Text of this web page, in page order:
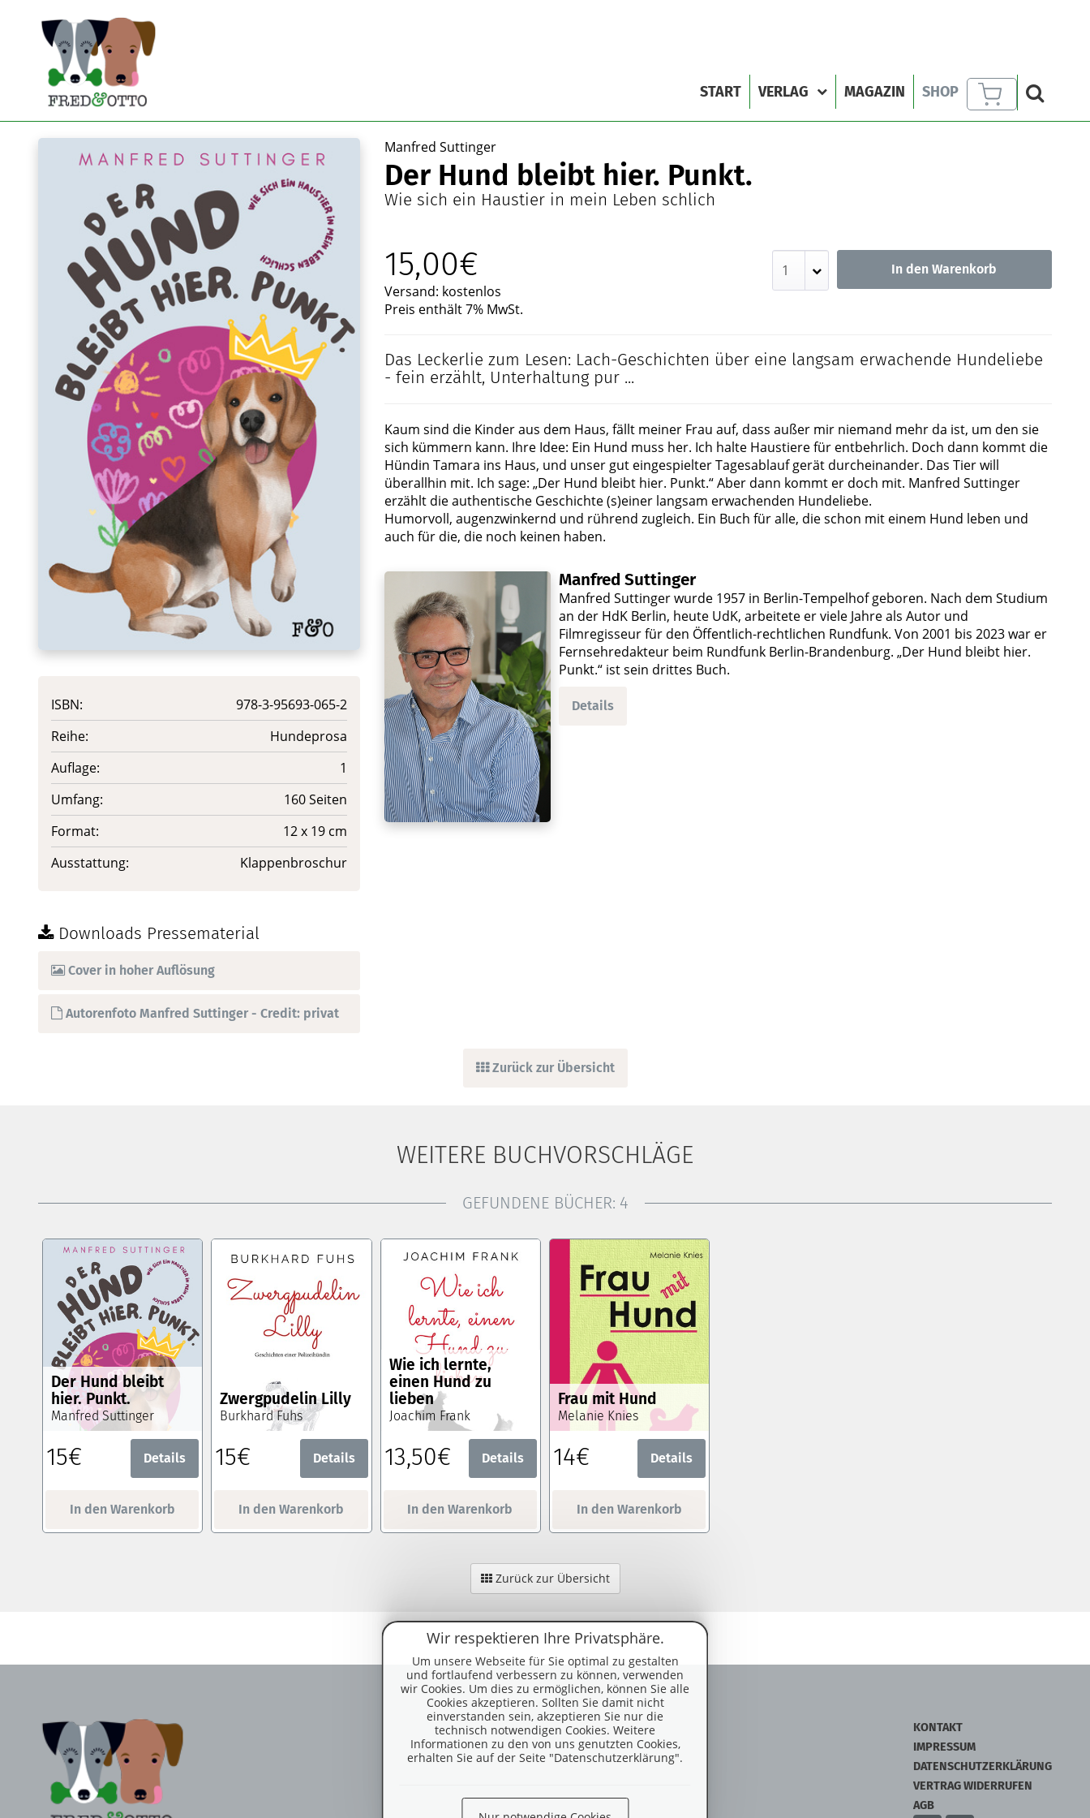
Wir respektieren Ihre Privatsphäre.
Um unsere Webseite für Sie optimal zu gestalten
und fortlaufend verbessern zu können, verwenden
wir Cookies. Um dies zu ermöglichen, können Sie alle
Cookies akzeptieren. Sollten Sie damit nicht
einverstanden sein, akzeptieren Sie nur die
technisch notwendigen Cookies. Weitere
Informationen zu den von uns genutzten Cookies,
erhalten Sie auf der Seite "Datenschutzerklärung".
START VERLAG MAGAZIN SHOP
ISBN:
978-3-95693-065-2
Reihe:
Hundeprosa
Auflage:
1
Umfang:
160 Seiten
Format:
12 x 19 cm
Ausstattung:
Klappenbroschur
Downloads Pressematerial
Cover in hoher Auflösung
Autorenfoto Manfred Suttinger - Credit: privat
Manfred Suttinger
Der Hund bleibt hier. Punkt.
Wie sich ein Haustier in mein Leben schlich
15,00€
Versand: kostenlos
Preis enthält 7% MwSt.
In den Warenkorb
Das Leckerlie zum Lesen: Lach-Geschichten über eine langsam erwachende Hundeliebe
- fein erzählt, Unterhaltung pur ...
Kaum sind die Kinder aus dem Haus, fällt meiner Frau auf, dass außer mir niemand mehr da ist, um den sie
sich kümmern kann. Ihre Idee: Ein Hund muss her. Ich halte Haustiere für entbehrlich. Doch dann kommt die
Hündin Tamara ins Haus, und unser gut eingespielter Tagesablauf gerät durcheinander. Das Tier will
überallhin mit. Ich sage: „Der Hund bleibt hier. Punkt.“ Aber dann kommt er doch mit. Manfred Suttinger
erzählt die authentische Geschichte (s)einer langsam erwachenden Hundeliebe.
Humorvoll, augenzwinkernd und rührend zugleich. Ein Buch für alle, die schon mit einem Hund leben und
auch für die, die noch keinen haben.
Manfred Suttinger
Manfred Suttinger wurde 1957 in Berlin-Tempelhof geboren. Nach dem Studium
an der HdK Berlin, heute UdK, arbeitete er viele Jahre als Autor und
Filmregisseur für den Öffentlich-rechtlichen Rundfunk. Von 2001 bis 2023 war er
Fernsehredakteur beim Rundfunk Berlin-Brandenburg. „Der Hund bleibt hier.
Punkt.“ ist sein drittes Buch.
Details
Zurück zur Übersicht
WEITERE BUCHVORSCHLÄGE
GEFUNDENE BÜCHER: 4
Der Hund bleibt
hier. Punkt.
Manfred Suttinger
15€ Details
In den Warenkorb
Zwergpudelin Lilly
Burkhard Fuhs
15€ Details
In den Warenkorb
Wie ich lernte,
einen Hund zu
lieben
Joachim Frank
13,50€ Details
In den Warenkorb
Frau mit Hund
Melanie Knies
14€ Details
In den Warenkorb
Zurück zur Übersicht
KONTAKT
IMPRESSUM
DATENSCHUTZERKLÄRUNG
VERTRAG WIDERRUFEN
AGB